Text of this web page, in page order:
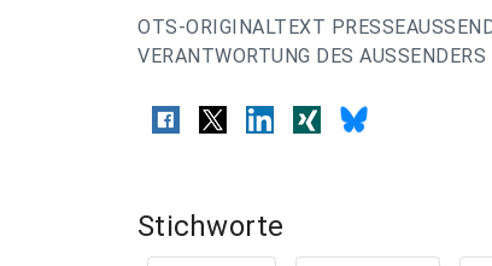
OTS-ORIGINALTEXT
VERANTWORTUNG DES
Stichworte